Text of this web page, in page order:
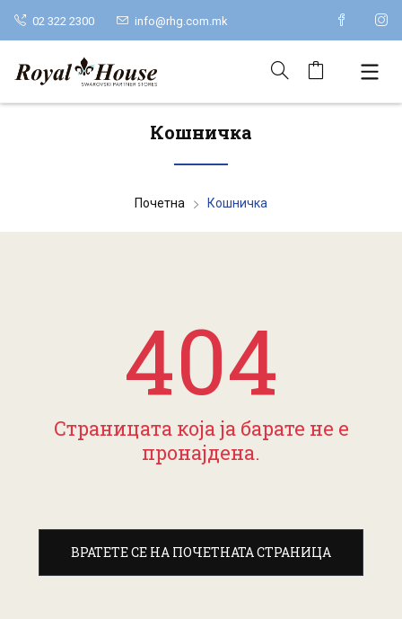
02 322 2300 info@rhg.com.mk
Кошничка
Почетна Кошничка
404
Страницата која ја барате не е
пронајдена.
ВРАТЕТЕ СЕ НА ПОЧЕТНАТА СТРАНИЦА